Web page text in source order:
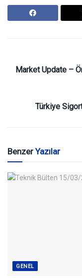
Market Update –
Türkiye
BenzerYazılar
GENEL